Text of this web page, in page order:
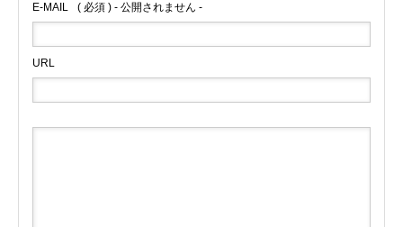
E-MAIL ( 必須 ) - 公開されません -
URL